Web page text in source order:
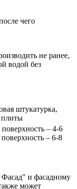
чего
не ранее,
водой без
штукатурка,
плиты
– 4-6
– 6-8
и фасадному
может